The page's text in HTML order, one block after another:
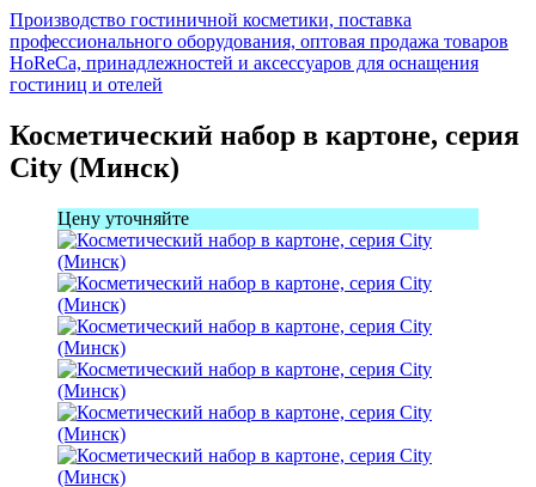
Производство гостиничной косметики, поставка
профессионального оборудования, оптовая продажа товаров
HoReCa, принадлежностей и аксессуаров для оснащения
гостиниц и отелей
Косметический набор в картоне, серия
Сity (Минск)
Цену уточняйте